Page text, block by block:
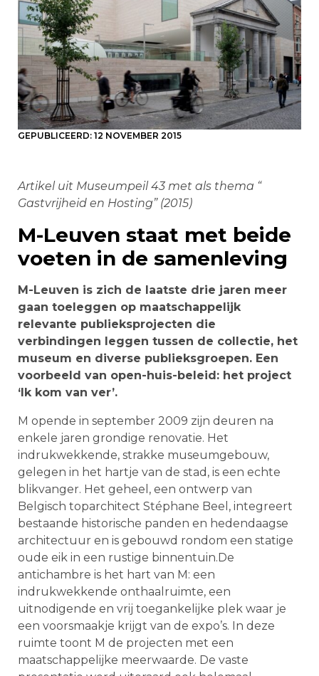
GEPUBLICEERD: 12 NOVEMBER 2015
Artikel uit Museumpeil 43 met als thema “
Gastvrijheid en Hosting” (2015)
M-Leuven staat met beide
voeten in de samenleving
M-Leuven is zich de laatste drie jaren meer
gaan toeleggen op maatschappelijk
relevante publieksprojecten die
verbindingen leggen tussen de collectie, het
museum en diverse publieksgroepen. Een
voorbeeld van open-huis-beleid: het project
‘Ik kom van ver’.
M opende in september 2009 zijn deuren na
enkele jaren grondige renovatie. Het
indrukwekkende, strakke museumgebouw,
gelegen in het hartje van de stad, is een echte
blikvanger. Het geheel, een ontwerp van
Belgisch toparchitect Stéphane Beel, integreert
bestaande historische panden en hedendaagse
architectuur en is gebouwd rondom een statige
oude eik in een rustige binnentuin.De
antichambre is het hart van M: een
indrukwekkende onthaalruimte, een
uitnodigende en vrij toegankelijke plek waar je
een voorsmaakje krijgt van de expo’s. In deze
ruimte toont M de projecten met een
maatschappelijke meerwaarde. De vaste